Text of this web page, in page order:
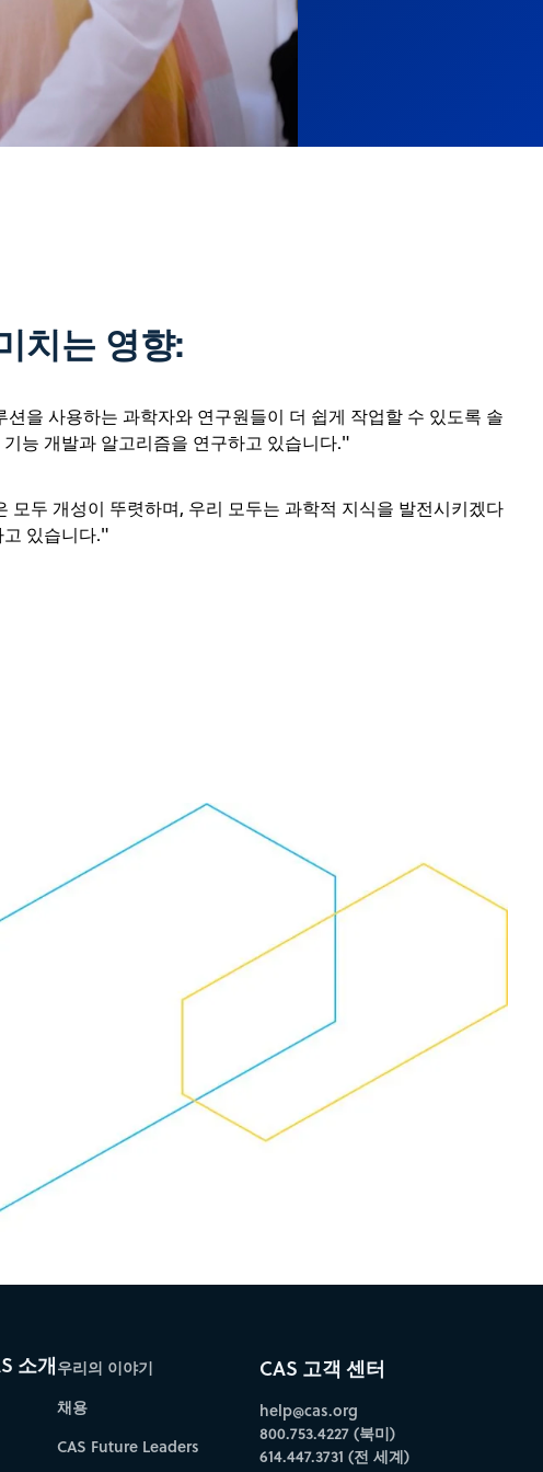
치는 영향:
을 사용하는 과학자와 연구원들이 더 쉽게 작업할 수 있도록 솔
능 개발과 알고리즘을 연구하고 있습니다."
모두 개성이 뚜렷하며, 우리 모두는 과학적 지식을 발전시키겠다
있습니다."
소개우리의 이야기
채용
CAS Future Leaders
CAS 고객 센터
help@cas.org
800.753.4227 (북미)
614.447.3731 (전 세계)